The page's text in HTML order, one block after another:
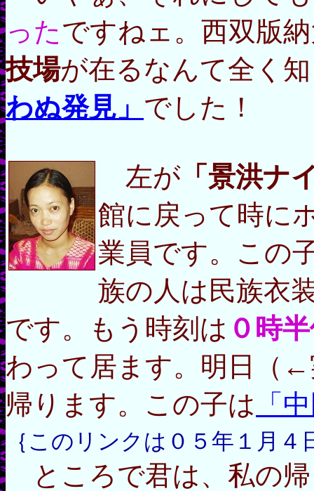
ったですねェ。西双版
技場が在るなんて全く
わぬ発見」 でした！
左が 「景洪ナ
館に戻って時に
業員です。この
族の人は民族衣
です。もう時刻は ０時
わって居ます。明日（
帰ります。この子は 「
｛このリンクは０５年１月４
ところで君は、私の